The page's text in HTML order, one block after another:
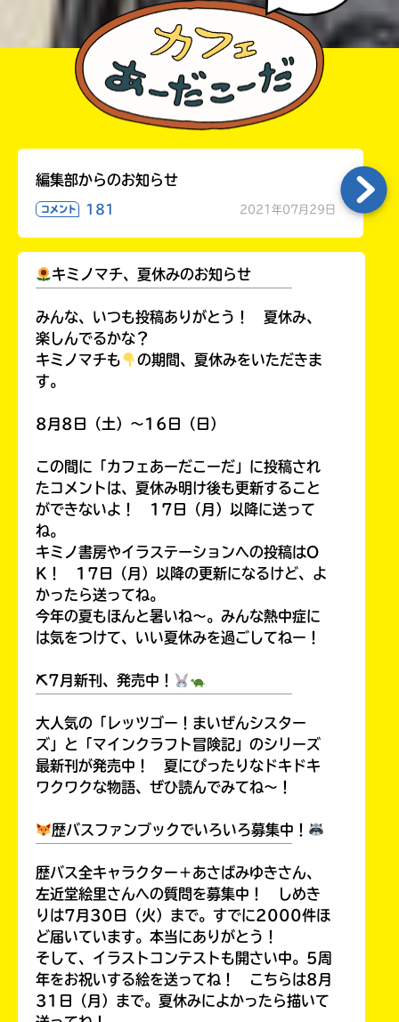
編集部からのお知らせ
コメント 181 2021年07月29日
キミノマチ、夏休みのお知らせ
みんな、いつも投稿ありがとう！ 夏休み、
楽しんでるかな？
キミノマチも
の期間、夏休みをいただきま
す。
8月8日（土）～16日（日）
この間に「カフェあーだこーだ」に投稿され
たコメントは、夏休み明け後も更新すること
ができないよ！ 17日（月）以降に送って
ね。
キミノ書房やイラステーションへの投稿はO
K！ 17日（月）以降の更新になるけど、よ
かったら送ってね。
今年の夏もほんと暑いね～。みんな熱中症に
は気をつけて、いい夏休みを過ごしてねー！
⛏7月新刊、発売中！
大人気の「レッツゴー！まいぜんシスター
ズ」と「マインクラフト冒険記」のシリーズ
最新刊が発売中！ 夏にぴったりなドキドキ
ワクワクな物語、ぜひ読んでみてね～！
歴バスファンブックでいろいろ募集中！
歴バス全キャラクター＋あさばみゆきさん、
左近堂絵里さんへの質問を募集中！ しめき
りは7月30日（火）まで。すでに2000件ほ
ど届いています。本当にありがとう！
そして、イラストコンテストも開さい中。5周
年をお祝いする絵を送ってね！ こちらは8月
31日（月）まで。夏休みによかったら描いて